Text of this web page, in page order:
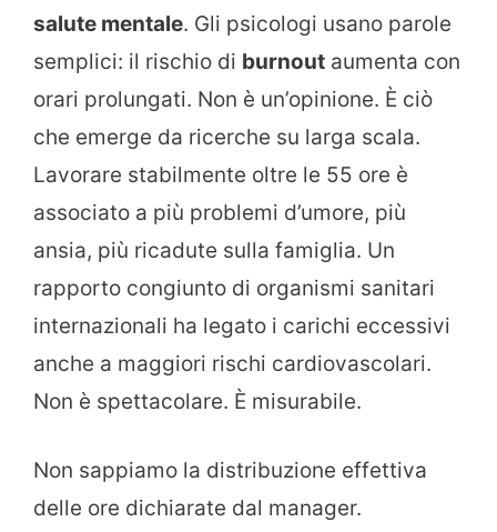
salute mentale. Gli psicologi usano parole
semplici: il rischio di burnout aumenta con
orari prolungati. Non è un’opinione. È ciò
che emerge da ricerche su larga scala.
Lavorare stabilmente oltre le 55 ore è
associato a più problemi d’umore, più
ansia, più ricadute sulla famiglia. Un
rapporto congiunto di organismi sanitari
internazionali ha legato i carichi eccessivi
anche a maggiori rischi cardiovascolari.
Non è spettacolare. È misurabile.
Non sappiamo la distribuzione effettiva
delle ore dichiarate dal manager.